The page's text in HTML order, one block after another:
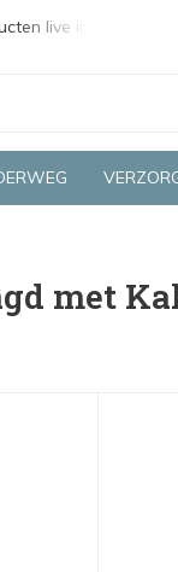
live in onze
met